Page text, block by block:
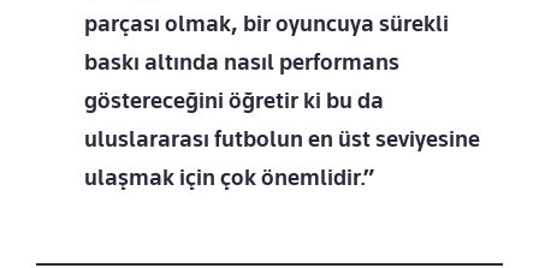
parçası olmak, bir oyuncuya sürekli
baskı altında nasıl performans
göstereceğini öğretir ki bu da
uluslararası futbolun en üst seviyesine
ulaşmak için çok önemlidir.”